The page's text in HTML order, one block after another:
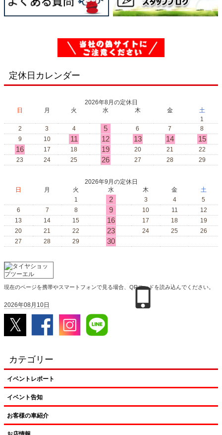
定休日カレンダー
2026年8月の定休日
日
月 火 水 木 金
土
1
2
3 4 5 6 7
8
9
10 11 12 13 14
15
16
17 18 19 20 21
22
23
24 25 26 27 28 29
2026年9月の定休日
日
月 火 水 木 金
土
1
2 3 4
5
6
7 8 9 10 11
12
13
14 15 16 17 18
19
20
21 22 23 24 25
26
27
28 29 30
現在のページを携帯やスマートフォンで見る場合、QRコードを読み込んでください。
2026年08月10日
カテゴリー
イベントレポート
イベント告知
お客様の車紹介